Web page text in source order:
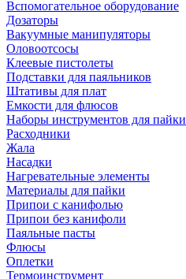
Вспомогательное оборудование
Дозаторы
Вакуумные манипуляторы
Оловоотсосы
Клеевые пистолеты
Подставки для паяльников
Штативы для плат
Емкости для флюсов
Наборы инструментов для пайки
Расходники
Жала
Насадки
Нагревательные элементы
Материалы для пайки
Припои с канифолью
Припои без канифоли
Паяльные пасты
Флюсы
Оплетки
Термоинструмент